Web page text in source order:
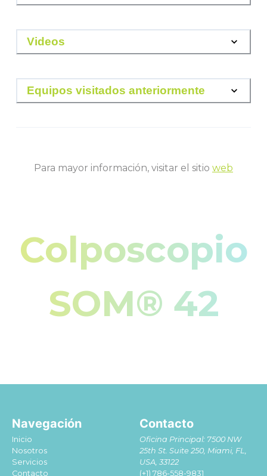
Videos
Equipos visitados anteriormente
Para mayor información, visitar el sitio web
Colposcopio
SOM® 42
Navegación
Inicio
Nosotros
Servicios
Contacto
Contacto
Oficina Principal: 7500 NW
25th St. Suite 250, Miami, FL,
USA, 33122
(+1) 786-558-9831